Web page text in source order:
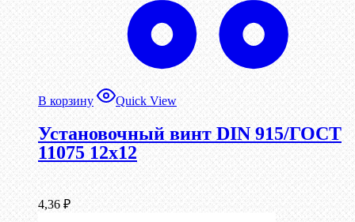
В корзину Quick View
Установочный винт DIN 915/ГОСТ
11075 12х12
4,36 ₽